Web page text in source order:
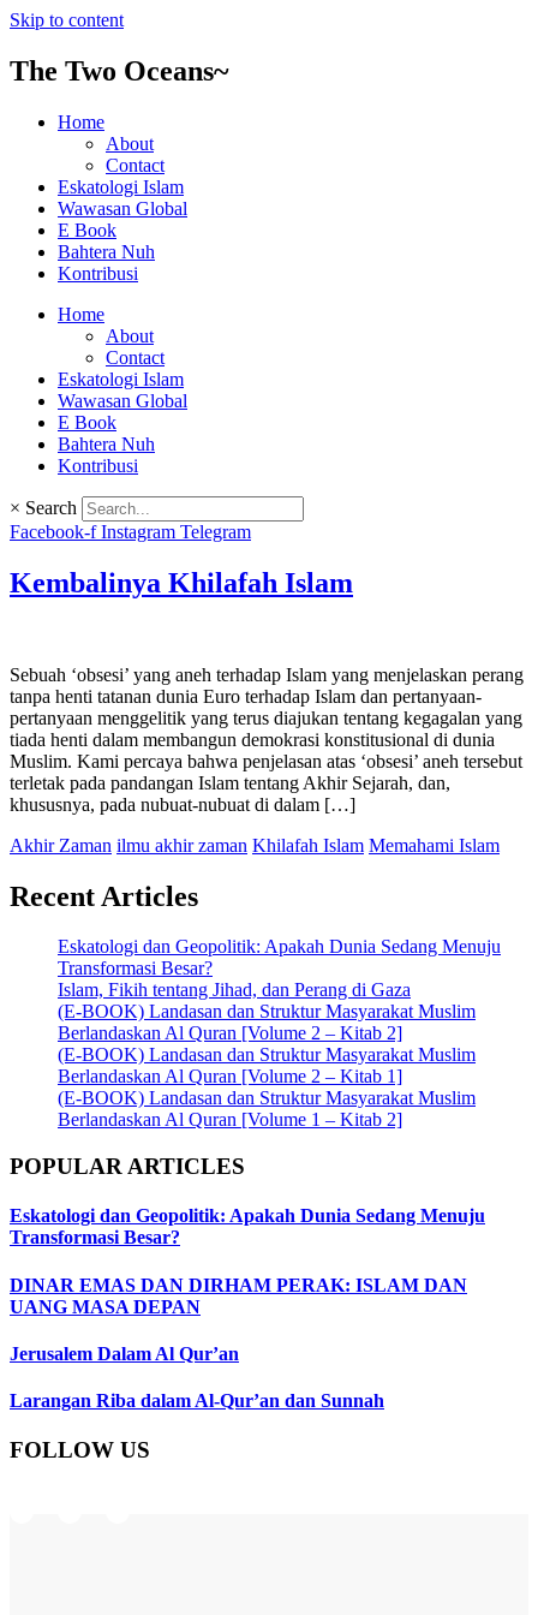
Skip to content
The Two Oceans~
Home
About
Contact
Eskatologi Islam
Wawasan Global
E Book
Bahtera Nuh
Kontribusi
Home
About
Contact
Eskatologi Islam
Wawasan Global
E Book
Bahtera Nuh
Kontribusi
× Search
Facebook-f Instagram Telegram
Kembalinya Khilafah Islam
Sebuah ‘obsesi’ yang aneh terhadap Islam yang menjelaskan perang
tanpa henti tatanan dunia Euro terhadap Islam dan pertanyaan-
pertanyaan menggelitik yang terus diajukan tentang kegagalan yang
tiada henti dalam membangun demokrasi konstitusional di dunia
Muslim. Kami percaya bahwa penjelasan atas ‘obsesi’ aneh tersebut
terletak pada pandangan Islam tentang Akhir Sejarah, dan,
khususnya, pada nubuat-nubuat di dalam […]
Akhir Zaman ilmu akhir zaman Khilafah Islam Memahami Islam
Recent Articles
Eskatologi dan Geopolitik: Apakah Dunia Sedang Menuju
Transformasi Besar?
Islam, Fikih tentang Jihad, dan Perang di Gaza
(E-BOOK) Landasan dan Struktur Masyarakat Muslim
Berlandaskan Al Quran [Volume 2 – Kitab 2]
(E-BOOK) Landasan dan Struktur Masyarakat Muslim
Berlandaskan Al Quran [Volume 2 – Kitab 1]
(E-BOOK) Landasan dan Struktur Masyarakat Muslim
Berlandaskan Al Quran [Volume 1 – Kitab 2]
POPULAR ARTICLES
Eskatologi dan Geopolitik: Apakah Dunia Sedang Menuju
Transformasi Besar?
DINAR EMAS DAN DIRHAM PERAK: ISLAM DAN
UANG MASA DEPAN
Jerusalem Dalam Al Qur’an
Larangan Riba dalam Al-Qur’an dan Sunnah
FOLLOW US